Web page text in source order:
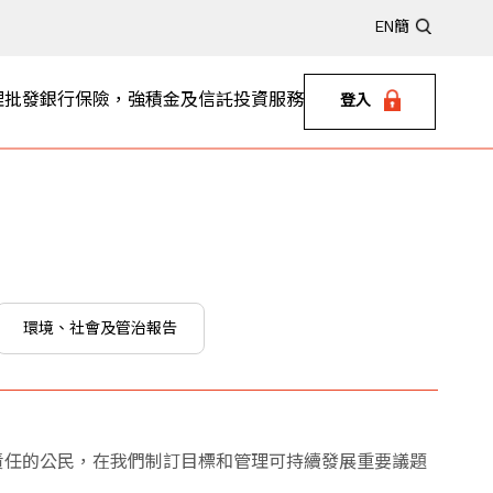
EN 簡
批發銀行保險，強積金及信託投資服務 登入
環境、社會及管治報告
的公民，在我們制訂目標和管理可持續發展重要議題